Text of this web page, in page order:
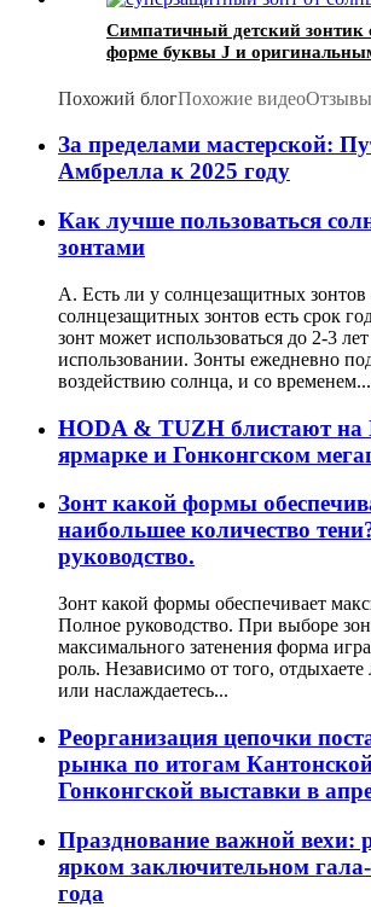
Симпатичный детский зонтик
форме буквы J и
Похожий блогПохожие видеоОтзывы
За пределами мастерской:
Амбрелла к 2025 году
Как лучше пользоваться
зонтами
А. Есть ли у солнцезащитных зонтов
солнцезащитных зонтов есть срок
зонт может использоваться до 2-3
использовании. Зонты ежедневно
воздействию солнца, и со временем...
HODA & TUZH блистают на
ярмарке и Гонконгском
Зонт какой формы
наибольшее количество
руководство.
Зонт какой формы обеспечивает
Полное руководство. При выборе
максимального затенения форма
роль. Независимо от того,
или наслаждаетесь...
Реорганизация цепочки
рынка по итогам
Гонконгской выставки в
Празднование важной вехи:
ярком заключительном гала-
года